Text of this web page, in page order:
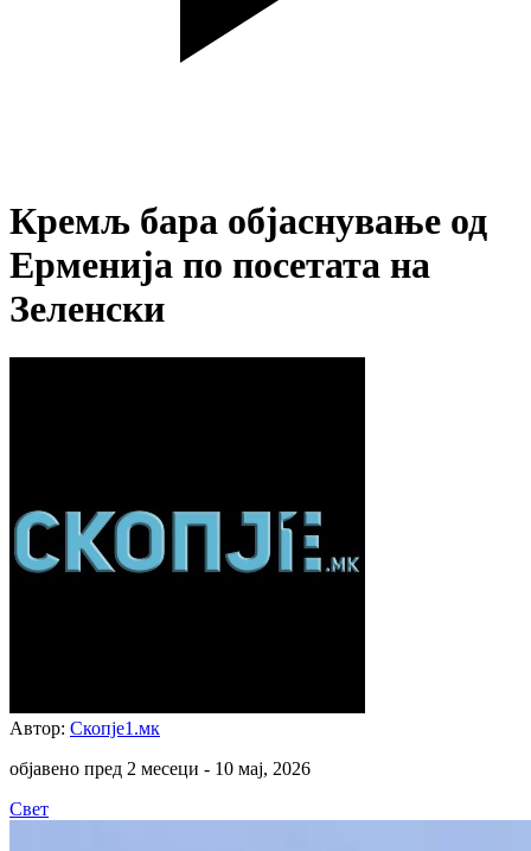
Кремљ бара објаснување од
Ерменија по посетата на
Зеленски
Автор: Скопје1.мк
објавено пред 2 месеци - 10 мај, 2026
Свет